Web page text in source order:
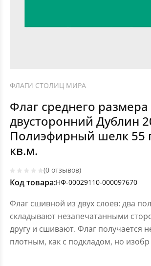
ФЛАГИ СТОЛИЦ МИРА
Флаг среднего размера
двусторонний Дублин
Полиэфирный шелк 55
кв.м.
(0 отзывов)
Код товара:НФ-00029110-000097670
Флаг сшивной из двух слоев: два
складывают незапечатанными
другу и сшивают. Флаг получается
плотным, как с подкладом, но изобр